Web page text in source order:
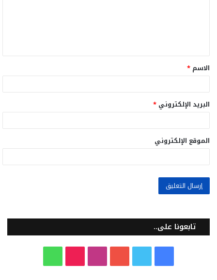
ق
*
الاسم *
البريد الإلكتروني *
الموقع الإلكتروني
تابعونا على..